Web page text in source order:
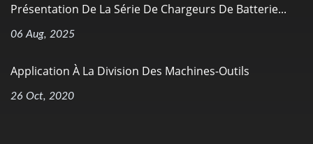
Présentation De La Série De Chargeurs De Batterie...
06 Aug, 2025
Application À La Division Des Machines-Outils
26 Oct, 2020